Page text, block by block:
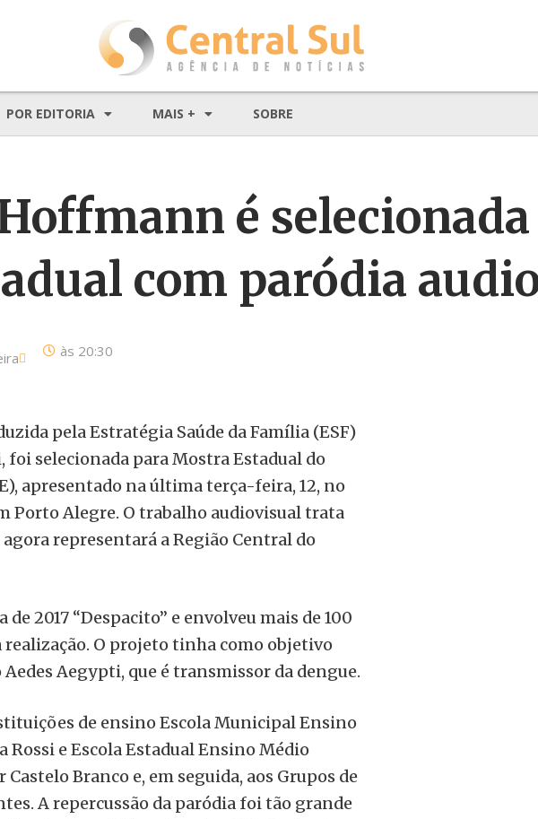
POR EDITORIA MAIS + SOBRE
é
com paródia
às 20:30
pela Estratégia Saúde da Família (ESF)
selecionada para Mostra Estadual do
apresentado na última terça-feira, 12, no
Porto Alegre. O trabalho audiovisual trata
representará a Região Central do
2017 “Despacito” e envolveu mais de 100
realização. O projeto tinha como objetivo
Aegypti, que é transmissor da dengue.
de ensino Escola Municipal Ensino
Rossi e Escola Estadual Ensino Médio
Branco e, em seguida, aos Grupos de
A repercussão da paródia foi tão grande